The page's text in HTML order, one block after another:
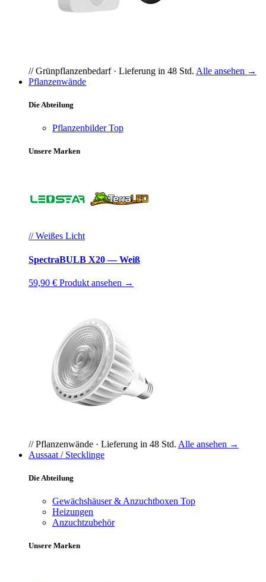
// Grünpflanzenbedarf · Lieferung in 48 Std. Alle ansehen →
Pflanzenwände
Die Abteilung
PflanzenbilderTop
Unsere Marken
// Weißes Licht
SpectraBULB X20 — Weiß
59,90 € Produkt ansehen →
// Pflanzenwände · Lieferung in 48 Std. Alle ansehen →
Aussaat / Stecklinge
Die Abteilung
Gewächshäuser & Anzuchtboxen Top
Heizungen
Anzuchtzubehör
Unsere Marken